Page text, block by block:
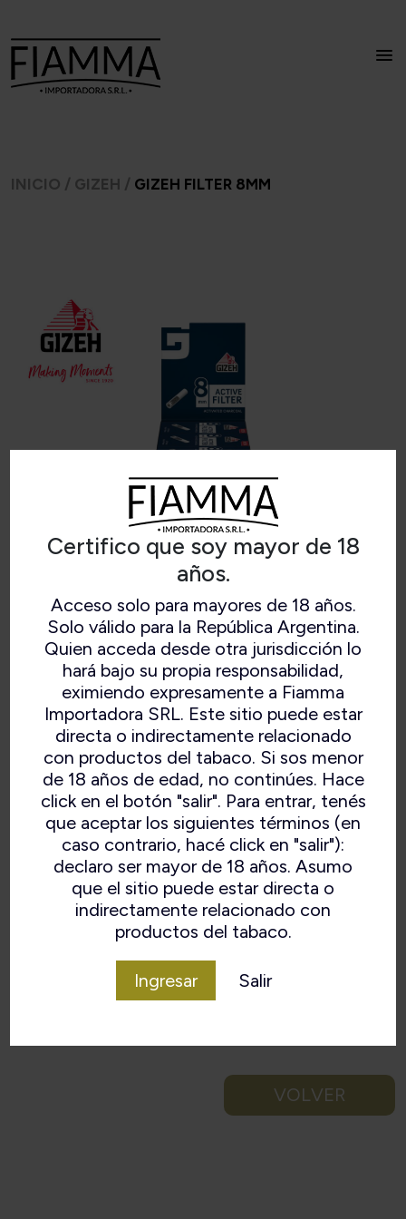
Certifico que soy mayor de 18
años.
Acceso solo para mayores de 18 años.
Solo válido para la República Argentina.
Quien acceda desde otra jurisdicción lo
hará bajo su propia responsabilidad,
eximiendo expresamente a Fiamma
Importadora SRL. Este sitio puede estar
directa o indirectamente relacionado
con productos del tabaco. Si sos menor
de 18 años de edad, no continúes. Hace
click en el botón "salir". Para entrar, tenés
que aceptar los siguientes términos (en
caso contrario, hacé click en "salir"):
declaro ser mayor de 18 años. Asumo
que el sitio puede estar directa o
indirectamente relacionado con
productos del tabaco.
Ingresar Salir
INICIO / GIZEH / GIZEH FILTER 8MM
GIZEH FILTER 8MM
Gizeh filter 8mm
VOLVER